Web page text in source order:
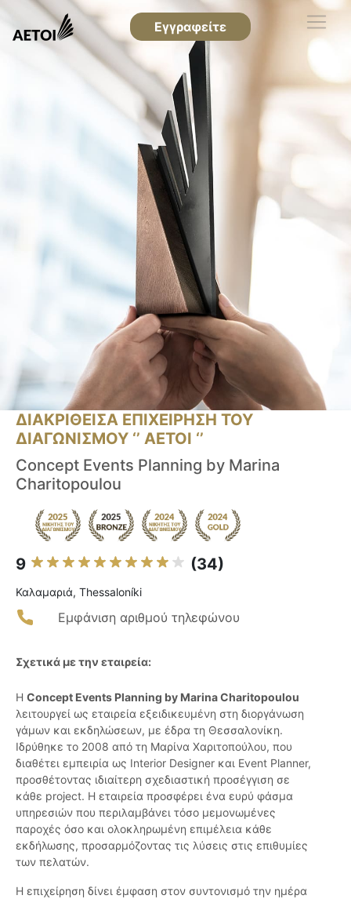
Εγγραφείτε
ΔΙΑΚΡΙΘΕΙΣΑ ΕΠΙΧΕΙΡΗΣΗ ΤΟΥ
ΔΙΑΓΩΝΙΣΜΟΥ ‘’ ΑΕΤΟΙ ‘’
Concept Events Planning by Marina
Charitopoulou
9 (34)
Καλαμαριά, Thessaloníki
Εμφάνιση αριθμού τηλεφώνου
Σχετικά με την εταιρεία:
Η Concept Events Planning by Marina Charitopoulou
λειτουργεί ως εταιρεία εξειδικευμένη στη διοργάνωση
γάμων και εκδηλώσεων, με έδρα τη Θεσσαλονίκη.
Ιδρύθηκε το 2008 από τη Μαρίνα Χαριτοπούλου, που
διαθέτει εμπειρία ως Interior Designer και Event Planner,
προσθέτοντας ιδιαίτερη σχεδιαστική προσέγγιση σε
κάθε project. Η εταιρεία προσφέρει ένα ευρύ φάσμα
υπηρεσιών που περιλαμβάνει τόσο μεμονωμένες
παροχές όσο και ολοκληρωμένη επιμέλεια κάθε
εκδήλωσης, προσαρμόζοντας τις λύσεις στις επιθυμίες
των πελατών.
Η επιχείρηση δίνει έμφαση στον συντονισμό την ημέρα